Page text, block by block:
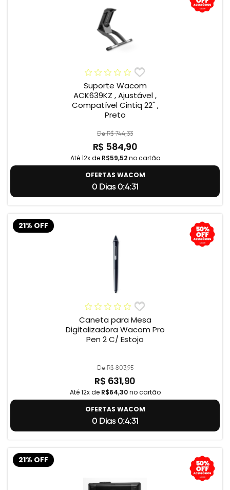
Suporte Wacom
ACK639KZ , Ajustável ,
Compatível Cintiq 22" ,
Preto
De R$ 744,33
R$ 584,90
Até 12x de R$59,52no cartão
OFERTAS WACOM
0 Dias 0:4:31
21% OFF
Caneta para Mesa
Digitalizadora Wacom Pro
Pen 2 C/ Estojo
De R$ 803,95
R$ 631,90
Até 12x de R$64,30no cartão
OFERTAS WACOM
0 Dias 0:4:31
21% OFF